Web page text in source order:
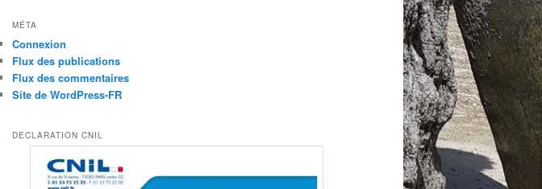
MÉTA
Connexion
Flux des publications
Flux des commentaires
Site de WordPress-FR
DECLARATION CNIL